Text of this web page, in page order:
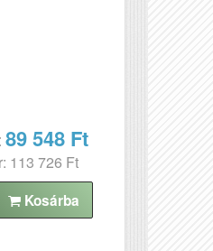
89 548 Ft
113 726 Ft
Kosárba